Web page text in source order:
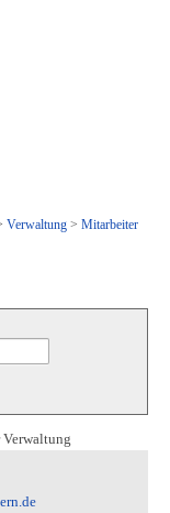
Verwaltung> Mitarbeiter